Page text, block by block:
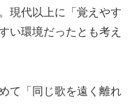
現代以上に「覚えやす
い環境だったとも考え
て「同じ歌を遠く離れ